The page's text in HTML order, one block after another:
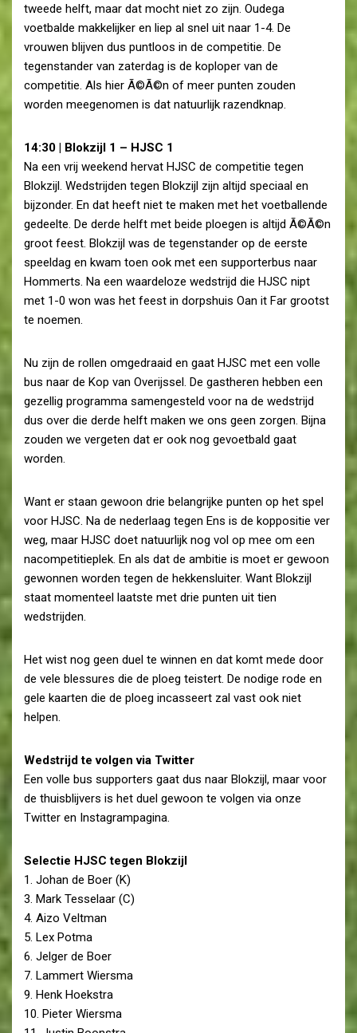
tweede helft, maar dat mocht niet zo zijn. Oudega
voetbalde makkelijker en liep al snel uit naar 1-4. De
vrouwen blijven dus puntloos in de competitie. De
tegenstander van zaterdag is de koploper van de
competitie. Als hier Ã©Ã©n of meer punten zouden
worden meegenomen is dat natuurlijk razendknap.
14:30 | Blokzijl 1 – HJSC 1
Na een vrij weekend hervat HJSC de competitie tegen
Blokzijl. Wedstrijden tegen Blokzijl zijn altijd speciaal en
bijzonder. En dat heeft niet te maken met het voetballende
gedeelte. De derde helft met beide ploegen is altijd Ã©Ã©n
groot feest. Blokzijl was de tegenstander op de eerste
speeldag en kwam toen ook met een supporterbus naar
Hommerts. Na een waardeloze wedstrijd die HJSC nipt
met 1-0 won was het feest in dorpshuis Oan it Far grootst
te noemen.
Nu zijn de rollen omgedraaid en gaat HJSC met een volle
bus naar de Kop van Overijssel. De gastheren hebben een
gezellig programma samengesteld voor na de wedstrijd
dus over die derde helft maken we ons geen zorgen. Bijna
zouden we vergeten dat er ook nog gevoetbald gaat
worden.
Want er staan gewoon drie belangrijke punten op het spel
voor HJSC. Na de nederlaag tegen Ens is de koppositie ver
weg, maar HJSC doet natuurlijk nog vol op mee om een
nacompetitieplek. En als dat de ambitie is moet er gewoon
gewonnen worden tegen de hekkensluiter. Want Blokzijl
staat momenteel laatste met drie punten uit tien
wedstrijden.
Het wist nog geen duel te winnen en dat komt mede door
de vele blessures die de ploeg teistert. De nodige rode en
gele kaarten die de ploeg incasseert zal vast ook niet
helpen.
Wedstrijd te volgen via Twitter
Een volle bus supporters gaat dus naar Blokzijl, maar voor
de thuisblijvers is het duel gewoon te volgen via onze
Twitter en Instagrampagina.
Selectie HJSC tegen Blokzijl
1. Johan de Boer (K)
3. Mark Tesselaar (C)
4. Aizo Veltman
5. Lex Potma
6. Jelger de Boer
7. Lammert Wiersma
9. Henk Hoekstra
10. Pieter Wiersma